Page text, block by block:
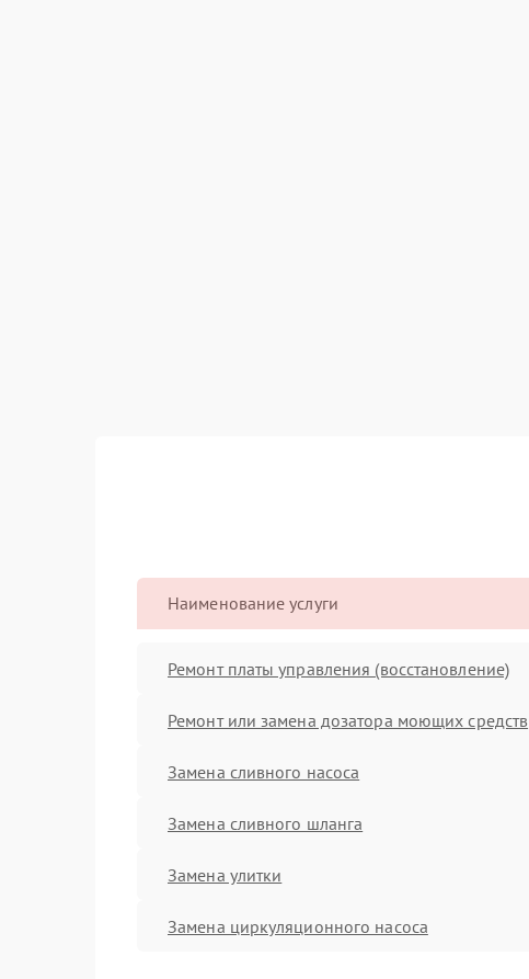
Наименование услуги
Ремонт платы управления (восстановление)
Ремонт или замена дозатора моющих средств
Замена сливного насоса
Замена сливного шланга
Замена улитки
Замена циркуляционного насоса